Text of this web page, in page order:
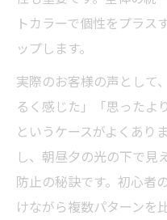
トカラーで個性をプラス
ップします。
実際のお客様の声として
るく感じた」「思ったよ
というケースがよくあり
し、朝昼夕の光の下で見
防止の秘訣です。初心者
けながら複数パターンを